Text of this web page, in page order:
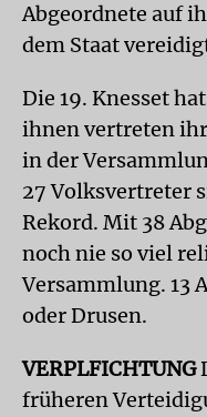
Abgeordnete auf
dem Staat
Die 19. Knesset
ihnen vertreten
in der
27 Volksvertreter
Rekord. Mit 38
noch nie so viel
Versammlung. 13
oder Drusen.
VERPLFICHTUNG
früheren